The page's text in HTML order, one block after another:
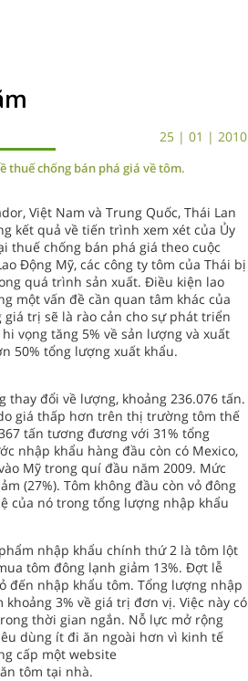
25 | 01 | 2010
thuế chống bán phá giá về tôm.
Việt Nam và Trung Quốc, Thái Lan
kết quả về tiến trình xem xét của Ủy
thuế chống bán phá giá theo cuộc
Động Mỹ, các công ty tôm của Thái bị
quá trình sản xuất. Điều kiện lao
một vấn đề cần quan tâm khác của
trị sẽ là rào cản cho sự phát triển
vọng tăng 5% về sản lượng và xuất
50% tổng lượng xuất khẩu.
đổi về lượng, khoảng 236.076 tấn.
giá thấp hơn trên thị trường tôm thế
tấn tương đương với 31% tổng
nhập khẩu hàng đầu còn có Mexico,
Mỹ trong quí đầu năm 2009. Mức
(27%). Tôm không đầu còn vỏ đông
của nó trong tổng lượng nhập khẩu
nhập khẩu chính thứ 2 là tôm lột
tôm đông lạnh giảm 13%. Đợt lễ
đến nhập khẩu tôm. Tổng lượng nhập
3% về giá trị đơn vị. Việc này có
thời gian ngắn. Nỗ lực mở rộng
dùng ít đi ăn ngoài hơn vì kinh tế
cấp một website
tôm tại nhà.